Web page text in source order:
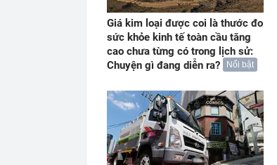
Giá kim loại được coi là thước đo
sức khỏe kinh tế toàn cầu tăng
cao chưa từng có trong lịch sử:
Chuyện gì đang diễn ra?
Nổi bật